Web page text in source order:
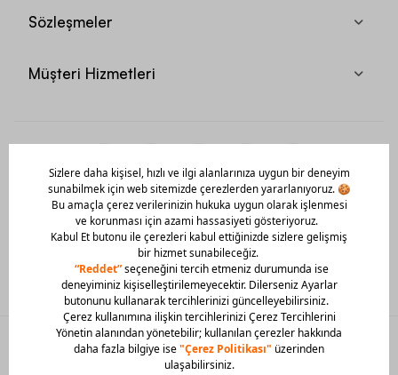
Sözleşmeler
Müşteri Hizmetleri
Mobil Uygulamamızı Hemen İndir!